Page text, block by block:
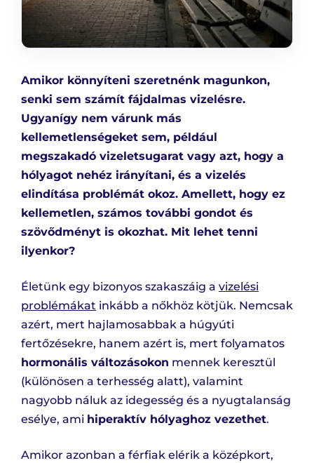
Amikor könnyíteni szeretnénk magunkon,
senki sem számít fájdalmas vizelésre.
Ugyanígy nem várunk más
kellemetlenségeket sem, például
megszakadó vizeletsugarat vagy azt, hogy a
hólyagot nehéz irányítani, és a vizelés
elindítása problémát okoz. Amellett, hogy ez
kellemetlen, számos további gondot és
szövődményt is okozhat. Mit lehet tenni
ilyenkor?
Életünk egy bizonyos szakaszáig a vizelési
problémákat inkább a nőkhöz kötjük. Nemcsak
azért, mert hajlamosabbak a húgyúti
fertőzésekre, hanem azért is, mert folyamatos
hormonális változásokon mennek keresztül
(különösen a terhesség alatt), valamint
nagyobb náluk az idegesség és a nyugtalanság
esélye, ami hiperaktív hólyaghoz vezethet.
Amikor azonban a férfiak elérik a középkort,